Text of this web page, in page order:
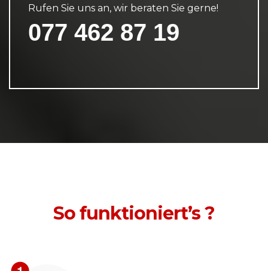
Rufen Sie uns an, wir beraten Sie gerne!
077 462 87 19
So funktioniert’s ?